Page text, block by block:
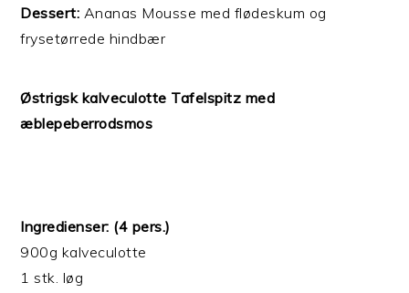
Dessert: Ananas Mousse med flødeskum og
frysetørrede hindbær
Østrigsk kalveculotte Tafelspitz med
æblepeberrodsmos
Ingredienser: (4 pers.)
900g kalveculotte
1 stk. løg